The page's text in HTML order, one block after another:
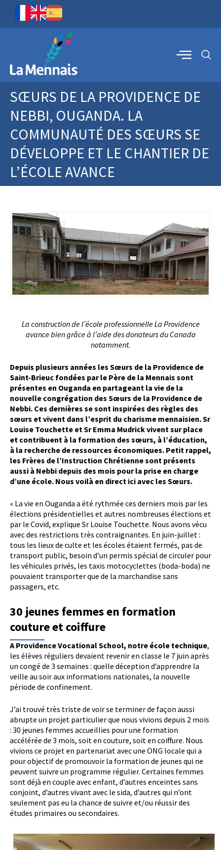
SŒURS DE LA PROVIDENCE DE
NEBBI, OUGANDA. LA
COMMUNAUTÉ DES SŒURS SE
DÉVELOPPE ET LE CHANTIER DE
L’ÉCOLE AVANCE
La construction de l’école professionnelle La Providence
avance bien grâce à l’aide des donateurs du Canada
notamment.
Depuis plusieurs années les Sœurs de la Providence de
Saint-Brieuc fondées par le Père de la Mennais sont
présentes en Ouganda en partageant la vie de la
nouvelle congrégation des Sœurs de la Providence de
Nebbi. Ces dernières se sont inspirées des règles des
sœurs et vivent dans l’esprit du charisme mennaisien. Sr
Louise Touchette et Sr Emma Mudrick vivent sur place
et contribuent à la formation des sœurs, à l’éducation,
à la recherche de ressources économiques. Petit rappel,
les Frères de l’Instruction Chrétienne sont présents
aussi à Nebbi depuis des mois pour la prise en charge
d’une école. Nous voilà en direct ici avec les Sœurs.
« La vie en Ouganda a été rythmée ces derniers mois par les
élections présidentielles et autres nombreuses élections et
par le Covid, explique Sr Louise Touchette. Nous avons vécu
avec des restrictions très contraignantes. En juin-juillet :
tous les lieux de culte et les écoles étaient fermés, pas de
transport public, besoin d’un permis spécial de circuler pour
les véhicules privés, les taxis motocyclettes (boda-boda) ne
pouvaient transporter que de la marchandise sans
passagers, etc.
30 jeunes femmes en formation
couture et coiffure
A Providence Vocational School, notre école technique,
les élèves réguliers devaient revenir en classe le 7 juin après
un congé de 3 semaines : quelle déception d’apprendre la
veille au soir aux informations nationales, la nouvelle
période de confinement.
J’ai trouvé très triste de voir se terminer de façon aussi
abrupte un projet particulier que nous vivions depuis 2 mois
: 30 jeunes femmes accueillies pour une formation
accélérée de 3 mois, soit en couture, soit en coiffure. Nous
vivions ce projet en partenariat avec une ONG locale qui a
pour objectif de promouvoir la formation de jeunes qui ne
peuvent suivre un programme régulier. Certaines femmes
sont déjà en couple avec enfant, d’autres enceintes sans
conjoint, d’autres vivant avec le sida, d’autres qui n’ont
seulement pas eu la chance de suivre et/ou réussir des
études primaires ou secondaires.